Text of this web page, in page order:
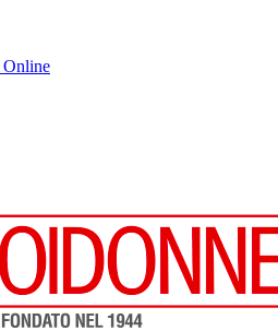
Online